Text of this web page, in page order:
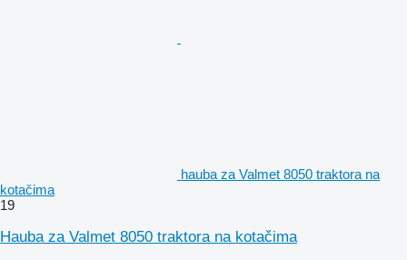
hauba za Valmet 8050 traktora na
kotačima
19
Hauba za Valmet 8050 traktora na kotačima